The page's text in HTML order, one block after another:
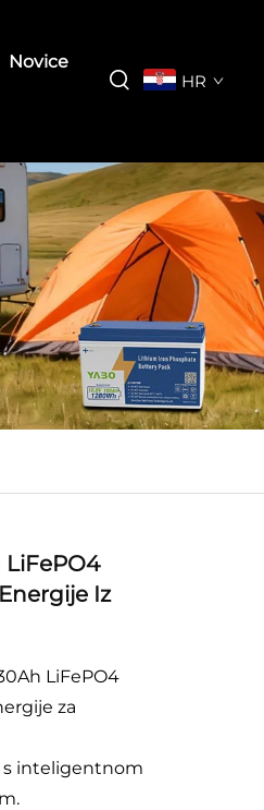
Novice
HR
LiFePO4
Iz
LiFePO4
za
s inteligentnom